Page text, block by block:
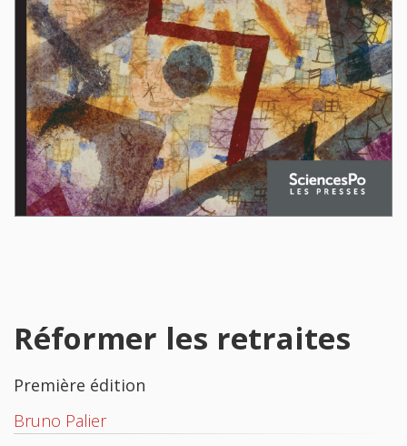
Réformer les retraites
Première édition
Bruno Palier